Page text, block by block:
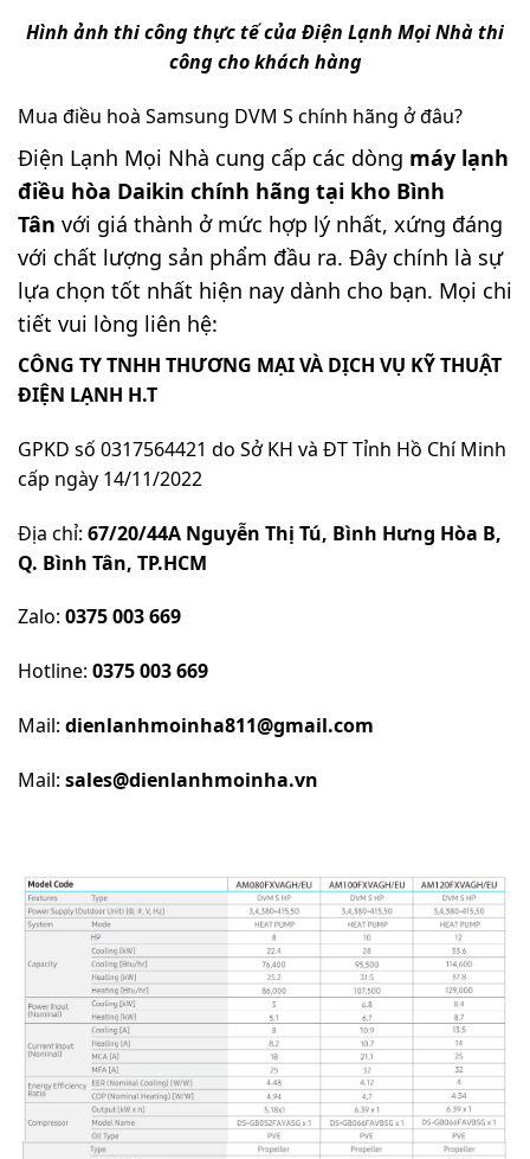
Hình ảnh thi công thực tế của Điện Lạnh Mọi Nhà thi
công cho khách hàng
Mua điều hoà Samsung DVM S chính hãng ở đâu?
Điện Lạnh Mọi Nhà cung cấp các dòng máy lạnh
điều hòa Daikin chính hãng tại kho Bình
Tân với giá thành ở mức hợp lý nhất, xứng đáng
với chất lượng sản phẩm đầu ra. Đây chính là sự
lựa chọn tốt nhất hiện nay dành cho bạn. Mọi chi
tiết vui lòng liên hệ:
CÔNG TY TNHH THƯƠNG MẠI VÀ DỊCH VỤ KỸ THUẬT
ĐIỆN LẠNH H.T
GPKD số 0317564421 do Sở KH và ĐT Tỉnh Hồ Chí Minh
cấp ngày 14/11/2022
Địa chỉ: 67/20/44A Nguyễn Thị Tú, Bình Hưng Hòa B,
Q. Bình Tân, TP.HCM
Zalo: 0375 003 669
Hotline: 0375 003 669
Mail: dienlanhmoinha811@gmail.com
Mail: sales@dienlanhmoinha.vn